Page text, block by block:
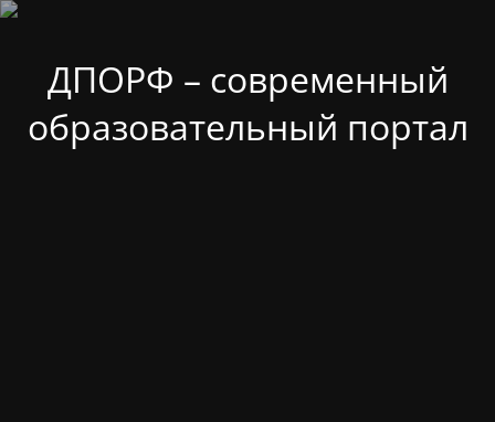
ДПОРФ – современный
образовательный портал